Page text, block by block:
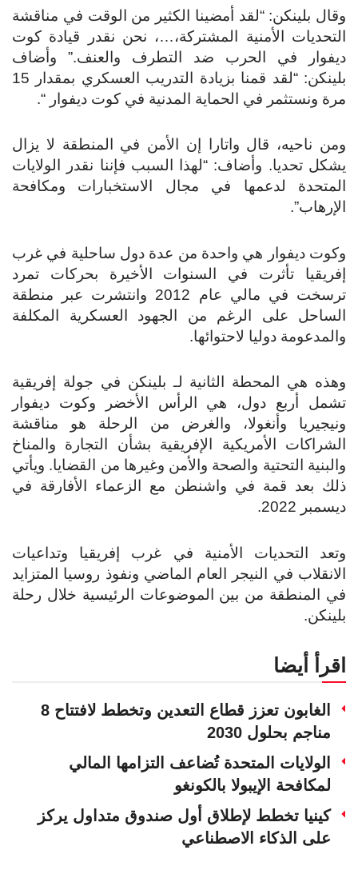
وقال بلينكن: “لقد أمضينا الكثير من الوقت في مناقشة
التحديات الأمنية المشتركة،…، نحن نقدر قيادة كوت
ديفوار في الحرب ضد التطرف والعنف.” وأضاف
بلينكن: “لقد قمنا بزيادة التدريب العسكري بمقدار 15
مرة ونستثمر في الحماية المدنية في كوت ديفوار “.
ومن ناحيه، قال واتارا إن الأمن في المنطقة لا يزال
يشكل تحديا. وأضاف: “لهذا السبب فإننا نقدر الولايات
المتحدة لدعمها في مجال الاستخبارات ومكافحة
الإرهاب”.
وكوت ديفوار هي واحدة من عدة دول ساحلية في غرب
إفريقيا تأثرت في السنوات الأخيرة بحركات تمرد
ترسخت في مالي عام 2012 وانتشرت عبر منطقة
الساحل على الرغم من الجهود العسكرية المكلفة
والمدعومة دوليا لاحتوائها.
وهذه هي المحطة الثانية لـ بلينكن في جولة إفريقية
تشمل أربع دول، هي الرأس الأخضر وكوت ديفوار
ونيجيريا وأنغولا، والغرض من الرحلة هو مناقشة
الشراكات الأمريكية الإفريقية بشأن التجارة والمناخ
والبنية التحتية والصحة والأمن وغيرها من القضايا. ويأتي
ذلك بعد قمة في واشنطن مع الزعماء الأفارقة في
ديسمبر 2022.
وتعد التحديات الأمنية في غرب إفريقيا وتداعيات
الانقلاب في النيجر العام الماضي ونفوذ روسيا المتزايد
في المنطقة من بين الموضوعات الرئيسية خلال رحلة
بلينكن.
اقرأ أيضا
الغابون تعزز قطاع التعدين وتخطط لافتتاح 8
مناجم بحلول 2030
الولايات المتحدة تُضاعف التزامها المالي
لمكافحة الإيبولا بالكونغو
كينيا تخطط لإطلاق أول صندوق متداول يركز
على الذكاء الاصطناعي